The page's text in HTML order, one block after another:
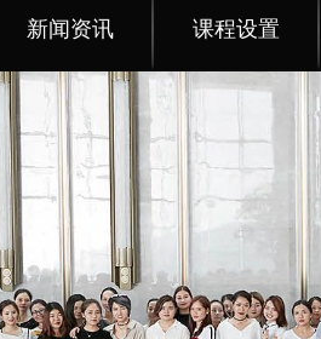
新闻资讯 课程设置